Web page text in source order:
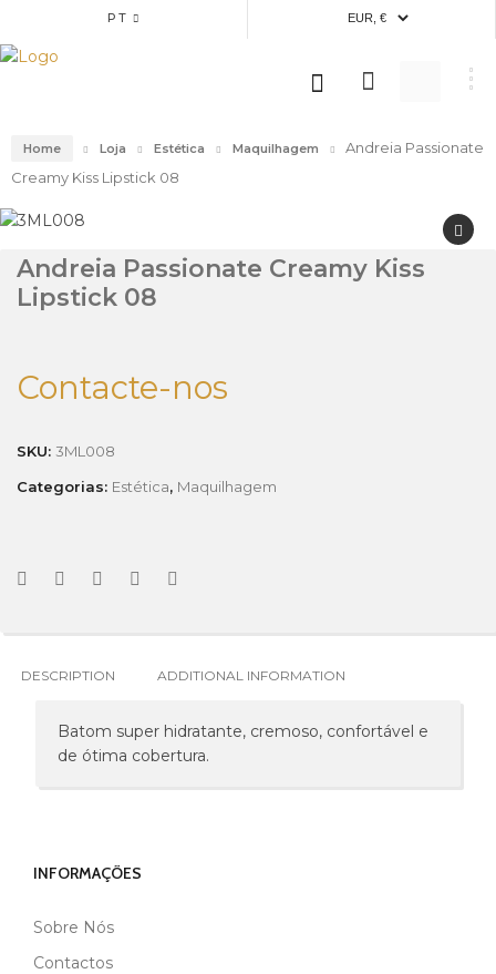
PT
Home Loja Estética Maquilhagem
Andreia Passionate
Creamy Kiss Lipstick 08
Andreia Passionate Creamy Kiss
Lipstick 08
Contacte-nos
SKU: 3ML008
Categorias: Estética, Maquilhagem
DESCRIPTION ADDITIONAL INFORMATION
Batom super hidratante, cremoso, confortável e
de ótima cobertura.
MARCA
INFORMAÇÕES
Sobre Nós
Contactos